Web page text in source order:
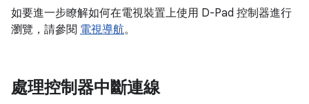
如要進一步瞭解如何在電視裝置上使用 D-Pad 控制器進行
瀏覽，請參閱 電視導航。
處理控制器中斷連線